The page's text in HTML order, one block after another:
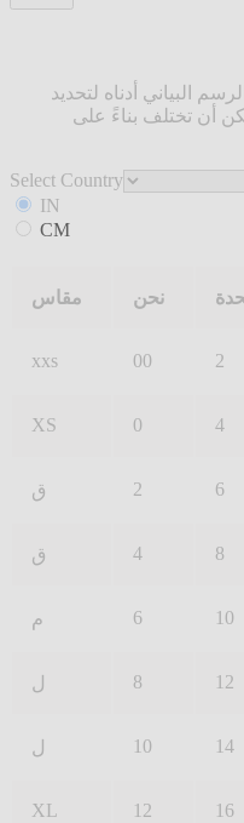
البياني أدناه لتحديد
أن تختلف بناءً على
Select Country
IN
CM
مقاس نحن
xxs 00 2
XS 0 4
ق 2 6
ق 4 8
م 6 10
ل 8 12
ل 10 14
XL 12 16